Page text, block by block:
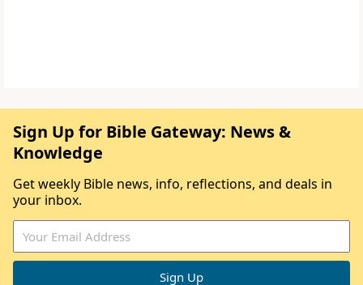
Sign Up for Bible Gateway: News &
Knowledge
Get weekly Bible news, info, reflections, and deals in
your inbox.